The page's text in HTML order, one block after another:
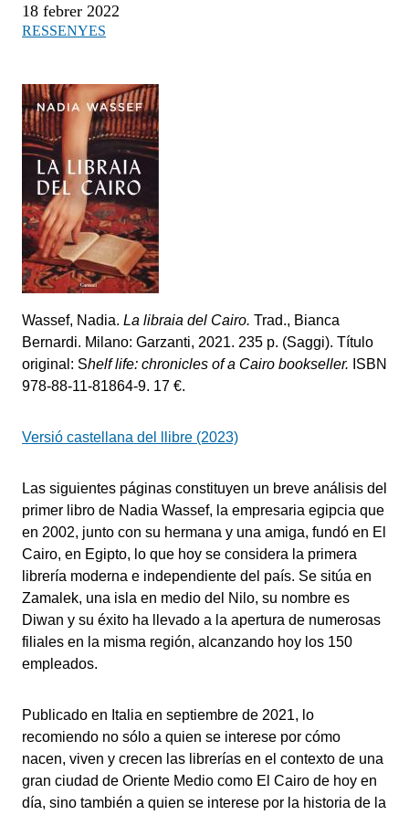
18 febrer 2022
RESSENYES
Wassef, Nadia. La libraia del Cairo. Trad., Bianca
Bernardi. Milano: Garzanti, 2021. 235 p. (Saggi). Título
original: Shelf life: chronicles of a Cairo bookseller. ISBN
978-88-11-81864-9. 17 €.
Versió castellana del llibre (2023)
Las siguientes páginas constituyen un breve análisis del
primer libro de Nadia Wassef, la empresaria egipcia que
en 2002, junto con su hermana y una amiga, fundó en El
Cairo, en Egipto, lo que hoy se considera la primera
librería moderna e independiente del país. Se sitúa en
Zamalek, una isla en medio del Nilo, su nombre es
Diwan y su éxito ha llevado a la apertura de numerosas
filiales en la misma región, alcanzando hoy los 150
empleados.
Publicado en Italia en septiembre de 2021, lo
recomiendo no sólo a quien se interese por cómo
nacen, viven y crecen las librerías en el contexto de una
gran ciudad de Oriente Medio como El Cairo de hoy en
día, sino también a quien se interese por la historia de la